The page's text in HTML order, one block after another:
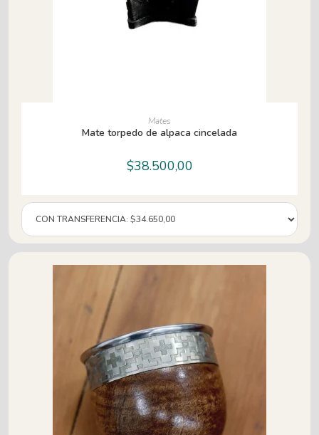
AÑADIR AL CARRITO
Mates
Mate torpedo de alpaca cincelada
$38.500,00